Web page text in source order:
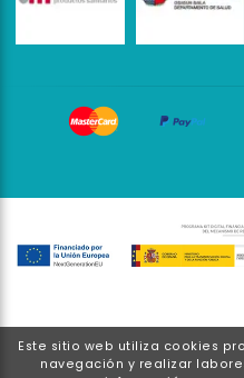
Este sitio web utiliza cookies
navegación y realizar